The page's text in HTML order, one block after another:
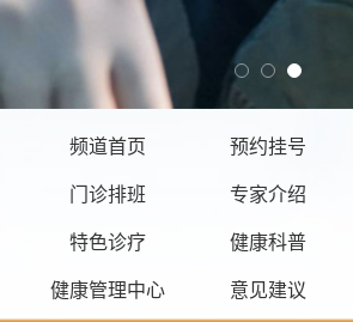
频道首页 预约挂号
门诊排班 专家介绍
特色诊疗 健康科普
健康管理中心 意见建议